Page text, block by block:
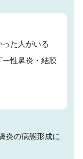
た人がいる
ー性鼻炎・結膜
炎の病態形成に